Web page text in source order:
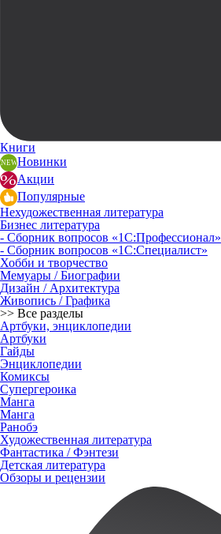
Книги
Новинки
Акции
Популярные
Нехудожественная литература
Бизнес литература
- Сборник вопросов «1С:Профессионал»
- Сборник вопросов «1С:Специалист»
Хобби и творчество
Мемуары / Биографии
Дизайн / Архитектура
Живопись / Графика
>> Все разделы
Артбуки, энциклопедии
Артбуки
Гайды
Энциклопедии
Комиксы
Супергероика
Манга
Манга
Ранобэ
Художественная литература
Фантастика / Фэнтези
Детская литература
Обзоры и рецензии